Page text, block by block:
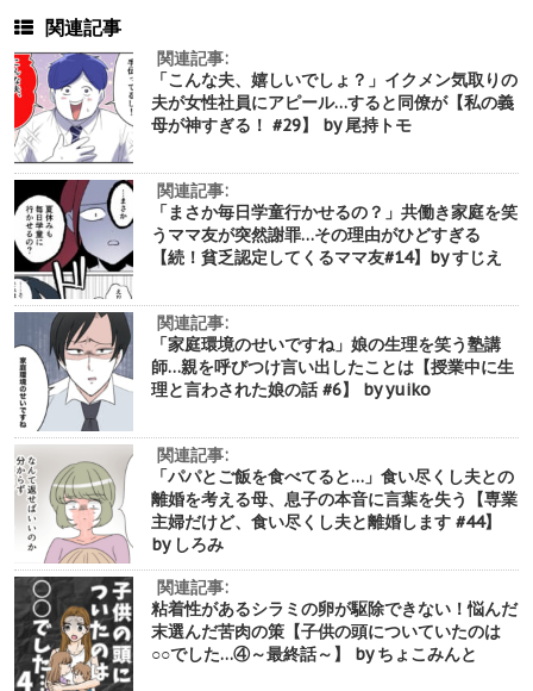
関連記事
関連記事:
「こんな夫、嬉しいでしょ？」イクメン気取りの
夫が女性社員にアピール…すると同僚が【私の義
母が神すぎる！ #29】 by 尾持トモ
関連記事:
「まさか毎日学童行かせるの？」共働き家庭を笑
うママ友が突然謝罪…その理由がひどすぎる
【続！貧乏認定してくるママ友#14】by すじえ
関連記事:
「家庭環境のせいですね」娘の生理を笑う塾講
師…親を呼びつけ言い出したことは【授業中に生
理と言わされた娘の話 #6】 by yuiko
関連記事:
「パパとご飯を食べてると…」食い尽くし夫との
離婚を考える母、息子の本音に言葉を失う【専業
主婦だけど、食い尽くし夫と離婚します #44】
by しろみ
関連記事:
粘着性があるシラミの卵が駆除できない！悩んだ
末選んだ苦肉の策【子供の頭についていたのは
○○でした…④～最終話～】 by ちょこみんと